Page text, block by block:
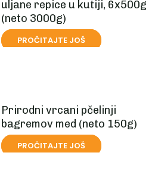
uljane repice u kutiji, 6x500g
(neto 3000g)
PROČITAJTE JOŠ
Prirodni vrcani pčelinji
bagremov med (neto 150g)
PROČITAJTE JOŠ